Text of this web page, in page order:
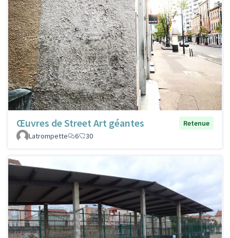
Œuvres de Street Art géantes
Retenue
Latrompette
6 30